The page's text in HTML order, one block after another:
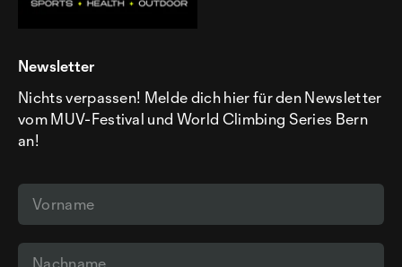
Newsletter
Nichts verpassen! Melde dich hier für den Newsletter
vom MUV-Festival und World Climbing Series Bern
an!